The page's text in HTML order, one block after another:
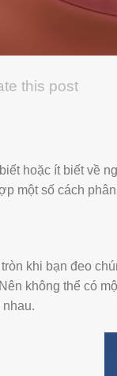
this post
hoặc ít biết về
một số cách
khi bạn đeo
không thể có